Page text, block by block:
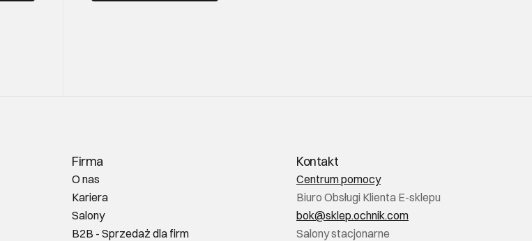
Firma
O nas
Kariera
Salony
B2B - Sprzedaż dla firm
Kontakt
Centrum pomocy
Biuro Obsługi Klienta E-sklepu
bok@sklep.ochnik.com
Salony stacjonarne